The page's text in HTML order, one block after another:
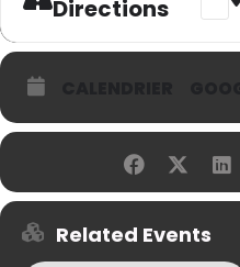
Directions
Related Events